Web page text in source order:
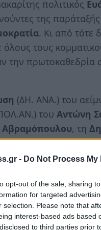
- Do Not Process
opt-out of the sale, sharing
for targeted
selection. Please note that
interest-based ads based
to third parties prior
πολιτικός
της
. Κι από τότε
τους
την πρωτοκαθεδρία
(ΔΗ. ΑΝΑ.) του
του Αντώνη
, τη
Μέτωπο
οΑλέκος
και των συν αυτώ…
των δύο